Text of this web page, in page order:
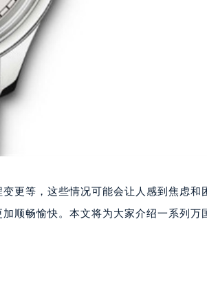
更等，这些情况可能会让人感到焦虑和
顺畅愉快。本文将为大家介绍一系列万